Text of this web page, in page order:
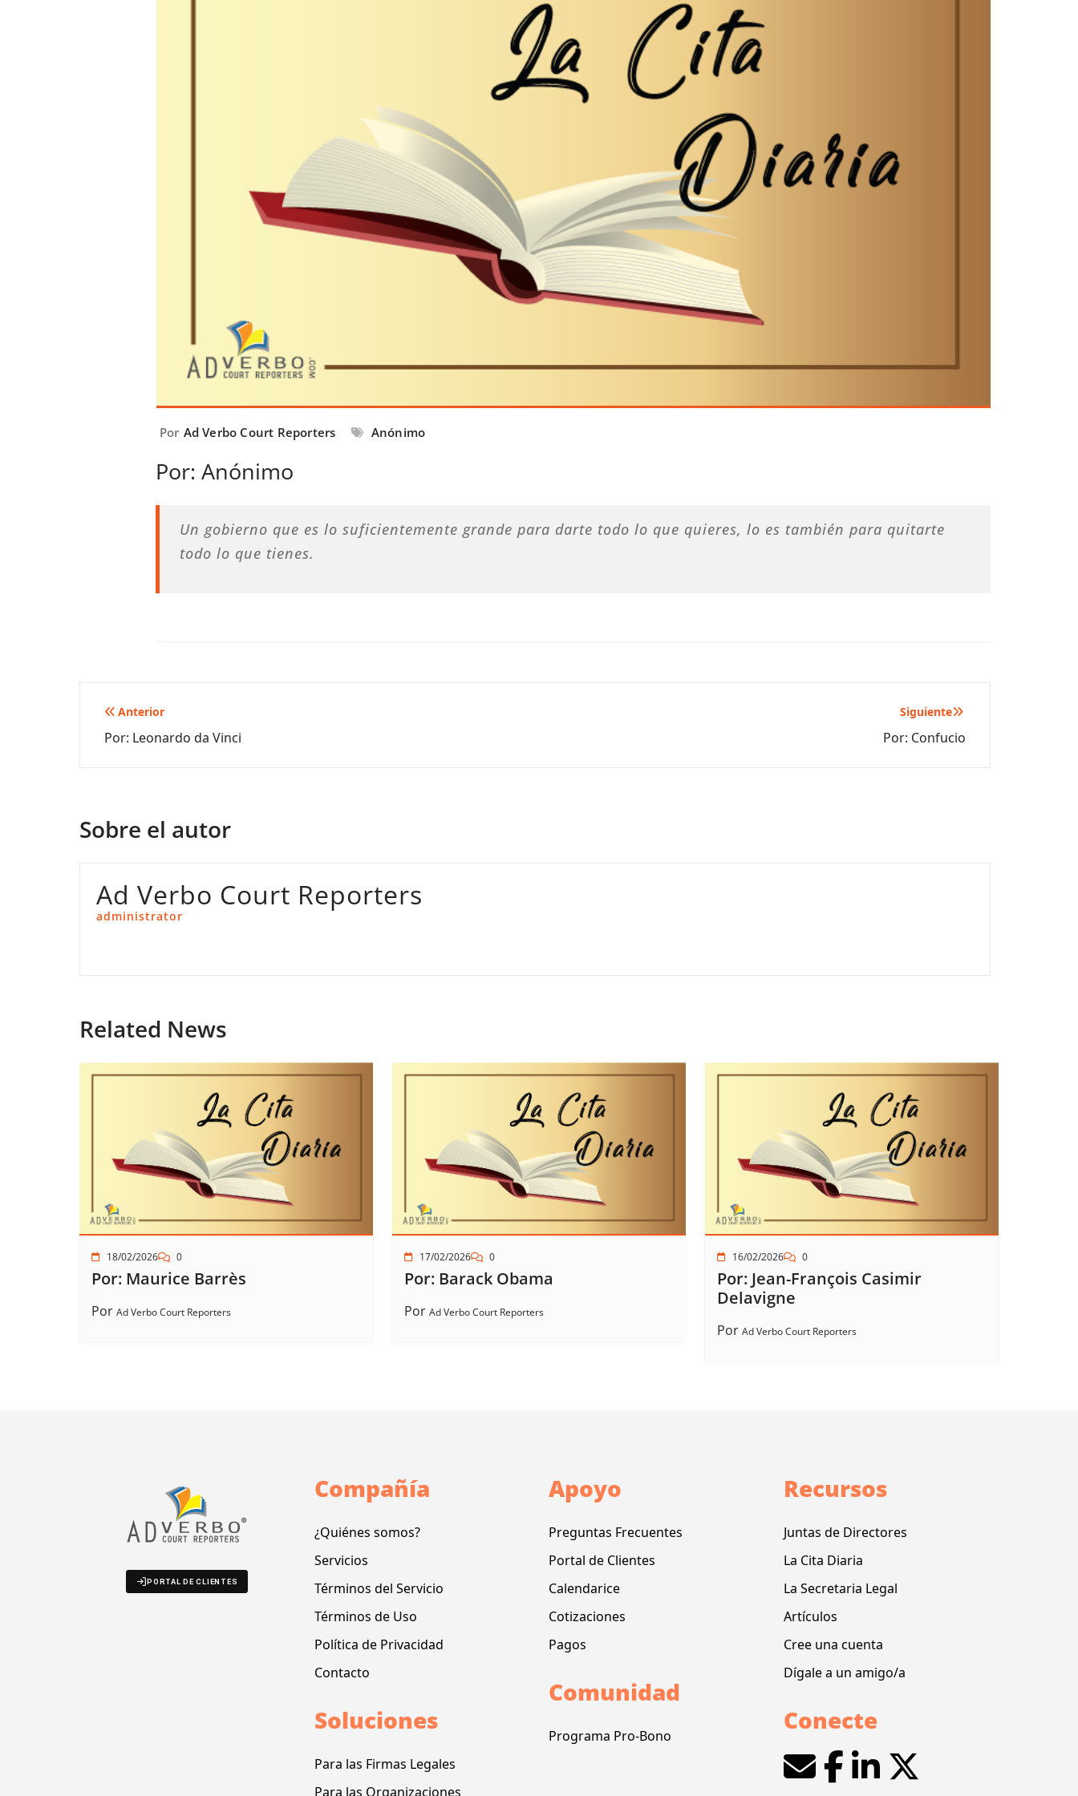
Por Ad Verbo Court Reporters Anónimo
Por: Anónimo
Un gobierno que es lo suficientemente grande para darte todo lo que quieres, lo es también para quitarte
todo lo que tienes.
Navegación
de
Anterior
Por: Leonardo da Vinci
Siguiente
Por: Confucio
Sobre el autor
Ad Verbo Court Reporters
administrator
Related News
18/02/2026 0
Por: Maurice Barrès
Por Ad Verbo Court Reporters
17/02/2026 0
Por: Barack Obama
Por Ad Verbo Court Reporters
16/02/2026 0
Por: Jean-François Casimir
Delavigne
Por Ad Verbo Court Reporters
PORTAL DE CLIENTES
Compañía
¿Quiénes somos?
Servicios
Términos del Servicio
Términos de Uso
Política de Privacidad
Contacto
Soluciones
Para las Firmas Legales
Para las Organizaciones
Apoyo
Preguntas Frecuentes
Portal de Clientes
Calendarice
Cotizaciones
Pagos
Comunidad
Programa Pro-Bono
Recursos
Juntas de Directores
La Cita Diaria
La Secretaria Legal
Artículos
Cree una cuenta
Dígale a un amigo/a
Conecte